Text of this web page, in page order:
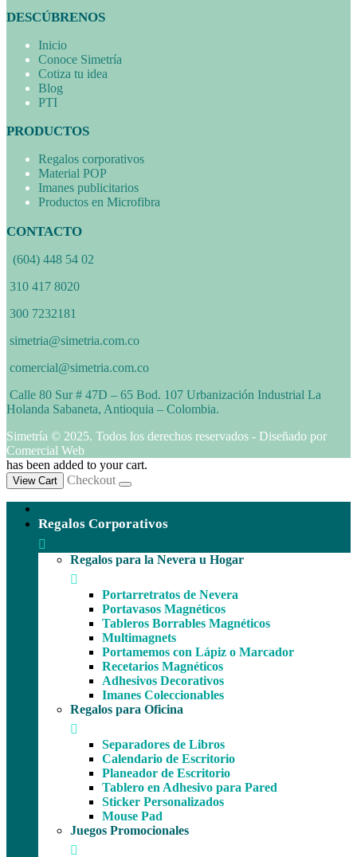
DESCÚBRENOS
Inicio
Conoce Simetría
Cotiza tu idea
Blog
PTI
PRODUCTOS
Regalos corporativos
Material POP
Imanes publicitarios
Productos en Microfibra
CONTACTO
(604) 448 54 02
310 417 8020
300 7232181
simetria@simetria.com.co
comercial@simetria.com.co
Calle 80 Sur # 47D – 65 Bod. 107 Urbanización Industrial La
Holanda Sabaneta, Antioquia – Colombia.
Simetría © 2025. Todos los derechos reservados - Diseñado por
Comercial Web
has been added to your cart.
View Cart Checkout
Regalos Corporativos
Regalos para la Nevera u Hogar
Portarretratos de Nevera
Portavasos Magnéticos
Tableros Borrables Magnéticos
Multimagnets
Portamemos con Lápiz o Marcador
Recetarios Magnéticos
Adhesivos Decorativos
Imanes Coleccionables
Regalos para Oficina
Separadores de Libros
Calendario de Escritorio
Planeador de Escritorio
Tablero en Adhesivo para Pared
Sticker Personalizados
Mouse Pad
Juegos Promocionales